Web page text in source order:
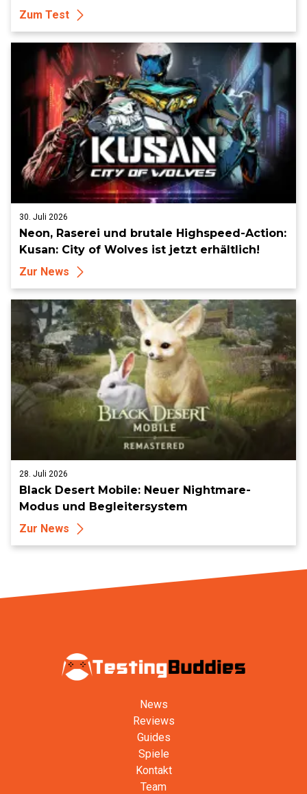
Zum Test
30. Juli 2026
Neon, Raserei und brutale Highspeed-Action:
Kusan: City of Wolves ist jetzt erhältlich!
Zur News
28. Juli 2026
Black Desert Mobile: Neuer Nightmare-
Modus und Begleitersystem
Zur News
News
Reviews
Guides
Spiele
Kontakt
Team